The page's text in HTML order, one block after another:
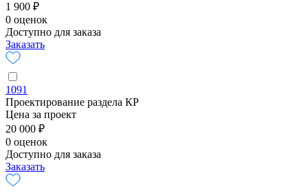
1 900 ₽
0 оценок
Доступно для заказа
Заказать
1091
Проектирование раздела КР
Цена за проект
20 000 ₽
0 оценок
Доступно для заказа
Заказать